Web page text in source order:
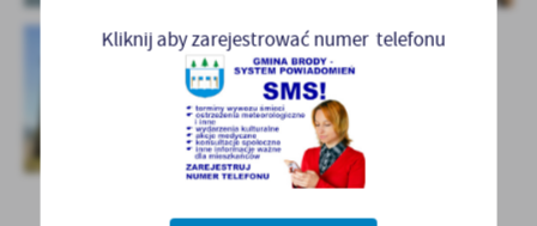
Kliknij aby zarejestrować numer telefonu